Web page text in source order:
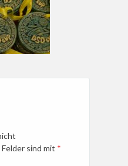
sind mit *